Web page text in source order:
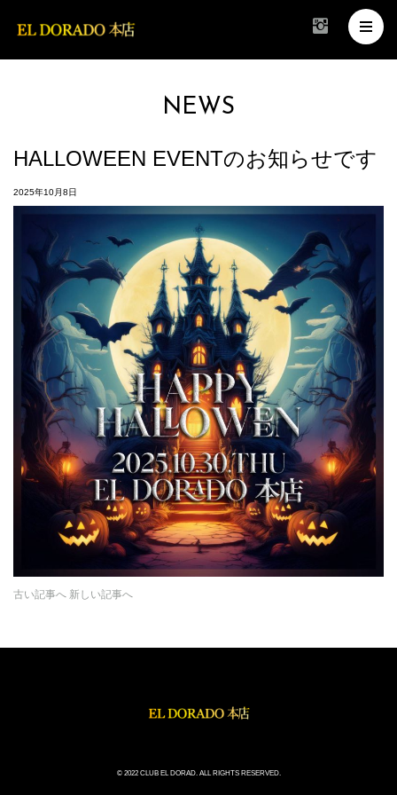
NEWS
HALLOWEEN EVENTのお知らせです
2025年10月8日
古い記事へ 新しい記事へ
© 2022 CLUB EL DORAD. ALL RIGHTS RESERVED.